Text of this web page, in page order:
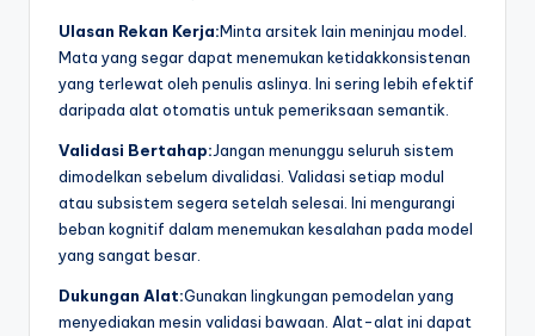
Ulasan Rekan Kerja:Minta arsitek lain meninjau model.
Mata yang segar dapat menemukan ketidakkonsistenan
yang terlewat oleh penulis aslinya. Ini sering lebih efektif
daripada alat otomatis untuk pemeriksaan semantik.
Validasi Bertahap:Jangan menunggu seluruh sistem
dimodelkan sebelum divalidasi. Validasi setiap modul
atau subsistem segera setelah selesai. Ini mengurangi
beban kognitif dalam menemukan kesalahan pada model
yang sangat besar.
Dukungan Alat:Gunakan lingkungan pemodelan yang
menyediakan mesin validasi bawaan. Alat-alat ini dapat